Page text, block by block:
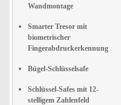
Wandmontage
Smarter Tresor mit
biometrischer
Fingerabdruckerkennung
Bügel-Schlüsselsafe
Schlüssel-Safes mit 12-
stelligem Zahlenfeld